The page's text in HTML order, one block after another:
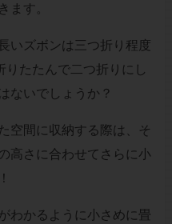
ます。
いズボンは三つ折り程度
たたんで二つ折りにし
ないでしょうか？
空間に収納する際は、そ
高さに合わせてさらに小
わかるように小さめに畳